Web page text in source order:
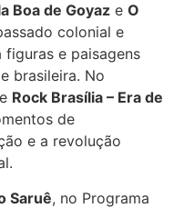
Boa de Goyaz e O
colonial e
e paisagens
brasileira. No
e Rock Brasília – Era de
de
e a revolução
Saruê, no Programa